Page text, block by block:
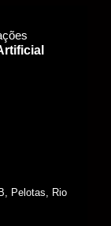
Pelotas, Rio